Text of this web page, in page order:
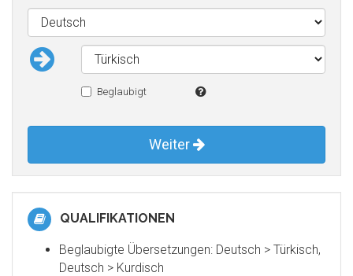
Beglaubigt
Weiter
QUALIFIKATIONEN
Beglaubigte Übersetzungen: Deutsch > Türkisch,
Deutsch > Kurdisch